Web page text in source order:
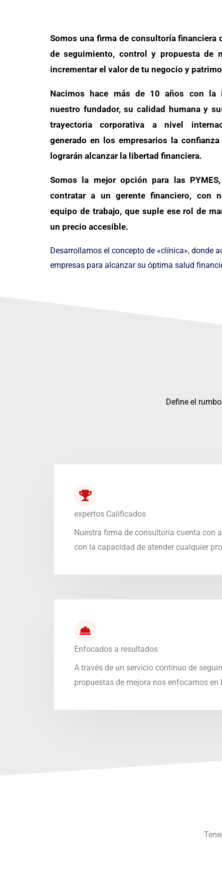
Somos una firma de consultoría financiera
de seguimiento, control y propuesta de
incrementar el valor de tu negocio y
Nacimos hace más de 10 años con la
nuestro fundador, su calidad humana y
trayectoria corporativa a nivel
generado en los empresarios la
lograrán alcanzar la libertad financiera.
Somos la mejor opción para las
contratar a un gerente financiero, con
equipo de trabajo, que suple ese rol de
un precio accesible.
Desarrollamos el concepto de «clínica», donde
empresas para alcanzar su óptima salud
Define el
expertos Calificados
Nuestra firma de consultoría cuenta con
con la capacidad de atender cualquier
Enfocados a resultados
A través de un servicio continuo de
propuestas de mejora nos enfocamos en